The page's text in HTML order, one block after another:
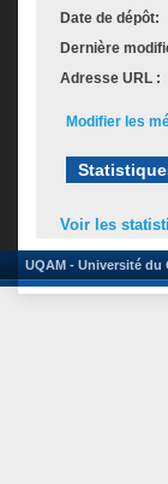
Date de dépôt:
Dernière
Adresse URL :
Modifier les
Voir les
UQAM - Université du